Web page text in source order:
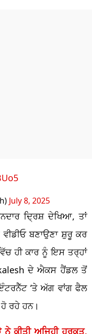
July 8, 2025
ਦ੍ਰਿਸ਼ ਦੇਖਿਆ, ਤਾਂ
ਬਣਾਉਣਾ ਸ਼ੁਰੂ ਕਰ
ਹੀ ਕਾਰ ਨੂੰ ਇਸ ਤਰ੍ਹਾਂ
ਦੇ ਐਕਸ ਹੈਂਡਲ ਤੋਂ
‘ਤੇ ਅੱਗ ਵਾਂਗ ਫੈਲ
ਰਹੇ ਹਨ।
ਨੇ ਕੀਤੀ ਅਜਿਹੀ ਹਰਕਤ,